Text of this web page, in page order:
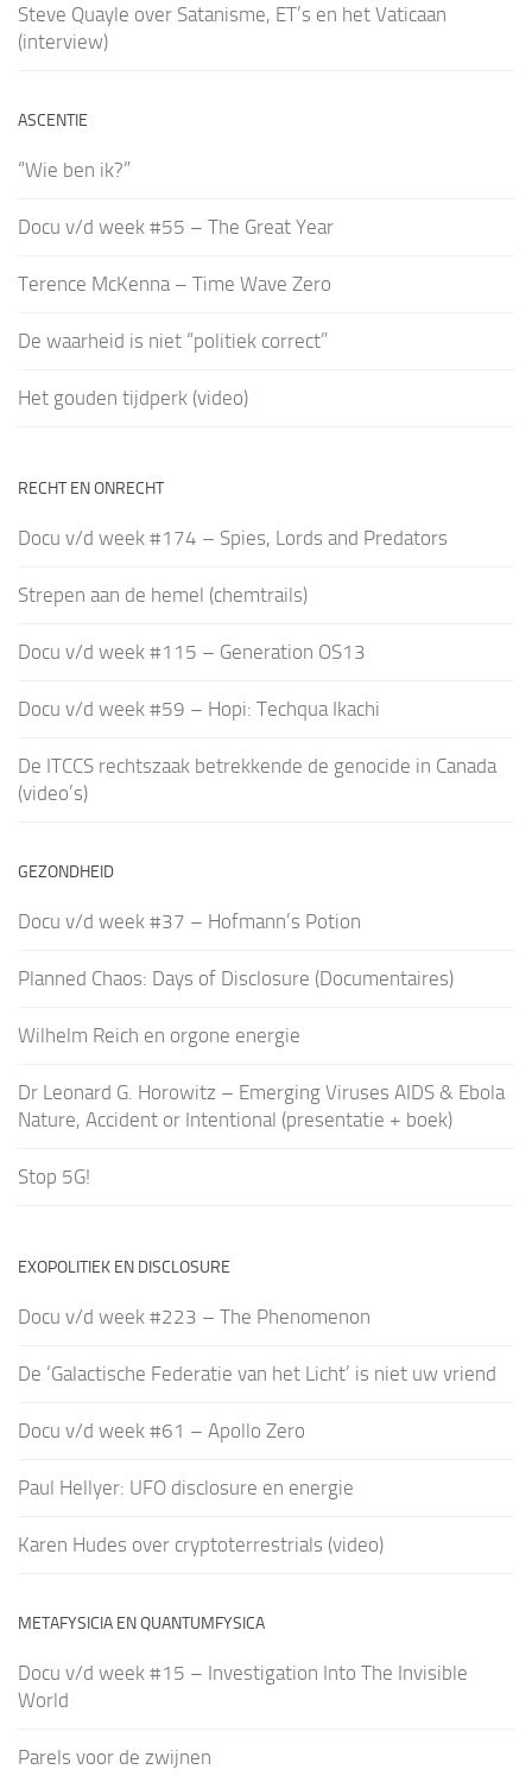
Steve Quayle over Satanisme, ET’s en het Vaticaan
(interview)
ASCENTIE
“Wie ben ik?”
Docu v/d week #55 – The Great Year
Terence McKenna – Time Wave Zero
De waarheid is niet “politiek correct”
Het gouden tijdperk (video)
RECHT EN ONRECHT
Docu v/d week #174 – Spies, Lords and Predators
Strepen aan de hemel (chemtrails)
Docu v/d week #115 – Generation OS13
Docu v/d week #59 – Hopi: Techqua Ikachi
De ITCCS rechtszaak betrekkende de genocide in Canada
(video’s)
GEZONDHEID
Docu v/d week #37 – Hofmann’s Potion
Planned Chaos: Days of Disclosure (Documentaires)
Wilhelm Reich en orgone energie
Dr Leonard G. Horowitz – Emerging Viruses AIDS & Ebola
Nature, Accident or Intentional (presentatie + boek)
Stop 5G!
EXOPOLITIEK EN DISCLOSURE
Docu v/d week #223 – The Phenomenon
De ‘Galactische Federatie van het Licht’ is niet uw vriend
Docu v/d week #61 – Apollo Zero
Paul Hellyer: UFO disclosure en energie
Karen Hudes over cryptoterrestrials (video)
METAFYSICIA EN QUANTUMFYSICA
Docu v/d week #15 – Investigation Into The Invisible
World
Parels voor de zwijnen